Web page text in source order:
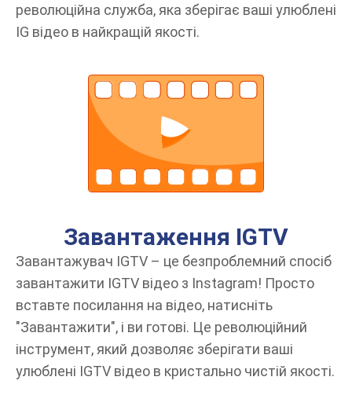
революційна служба, яка зберігає ваші улюблені
IG відео в найкращій якості.
Завантаження IGTV
Завантажувач IGTV – це безпроблемний спосіб
завантажити IGTV відео з Instagram! Просто
вставте посилання на відео, натисніть
"Завантажити", і ви готові. Це революційний
інструмент, який дозволяє зберігати ваші
улюблені IGTV відео в кристально чистій якості.